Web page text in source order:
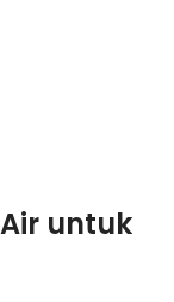
untuk